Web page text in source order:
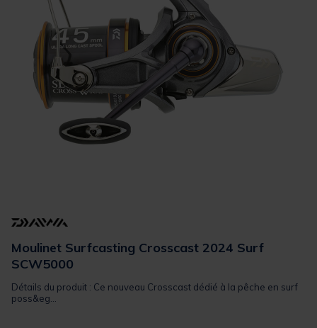
Moulinet Surfcasting Crosscast 2024 Surf
SCW5000
Détails du produit : Ce nouveau Crosscast dédié à la pêche en surf
poss&eg...